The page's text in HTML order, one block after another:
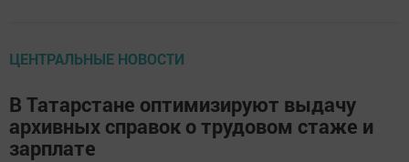
ЦЕНТРАЛЬНЫЕ НОВОСТИ
В Татарстане оптимизируют выдачу
архивных справок о трудовом стаже и
зарплате